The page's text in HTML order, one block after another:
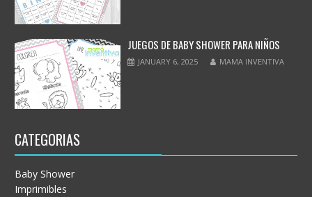
JUEGOS DE BABY SHOWER PARA NIÑOS
JANUARY 6, 2025 MAMA INVENTIVA
CATEGORIAS
Baby Shower
Imprimibles